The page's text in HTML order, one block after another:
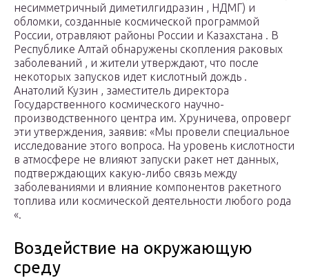
несимметричный диметилгидразин , НДМГ) и
обломки, созданные космической программой
России, отравляют районы России и Казахстана . В
Республике Алтай обнаружены скопления раковых
заболеваний , и жители утверждают, что после
некоторых запусков идет кислотный дождь .
Анатолий Кузин , заместитель директора
Государственного космического научно-
производственного центра им. Хруничева, опроверг
эти утверждения, заявив: «Мы провели специальное
исследование этого вопроса. На уровень кислотности
в атмосфере не влияют запуски ракет нет данных,
подтверждающих какую-либо связь между
заболеваниями и влияние компонентов ракетного
топлива или космической деятельности любого рода
«.
Воздействие на окружающую
среду